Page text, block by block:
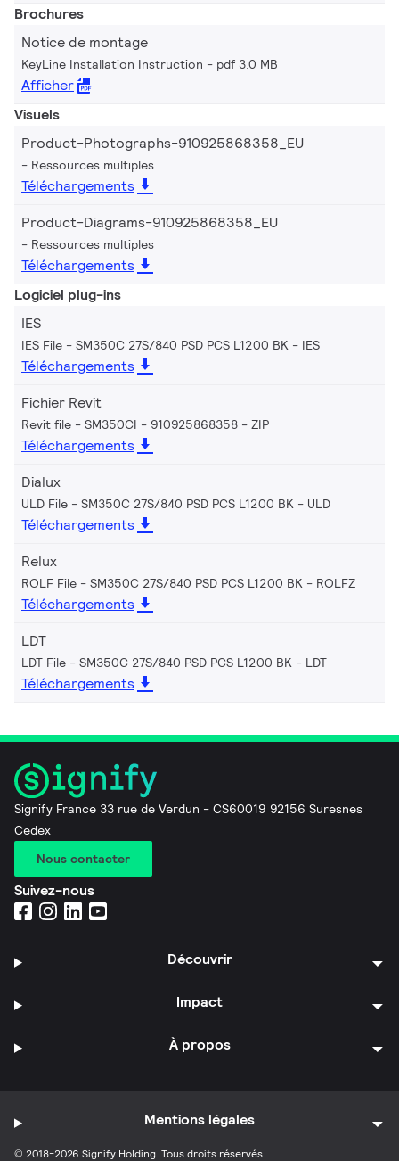
Brochures
Notice de montage
KeyLine Installation Instruction pdf 3.0 MB
Afficher
Visuels
Product-Photographs-910925868358_EU
Ressources multiples
Téléchargements
Product-Diagrams-910925868358_EU
Ressources multiples
Téléchargements
Logiciel plug-ins
IES
IES File - SM350C 27S/840 PSD PCS L1200 BK IES
Téléchargements
Fichier Revit
Revit file - SM350CI - 910925868358 ZIP
Téléchargements
Dialux
ULD File - SM350C 27S/840 PSD PCS L1200 BK ULD
Téléchargements
Relux
ROLF File - SM350C 27S/840 PSD PCS L1200 BK ROLFZ
Téléchargements
LDT
LDT File - SM350C 27S/840 PSD PCS L1200 BK LDT
Téléchargements
Signify France 33 rue de Verdun - CS60019 92156 Suresnes
Cedex
Nous contacter
Suivez-nous
Découvrir
Impact
À propos
© 2018-2026 Signify Holding. Tous droits réservés.
Mentions légales